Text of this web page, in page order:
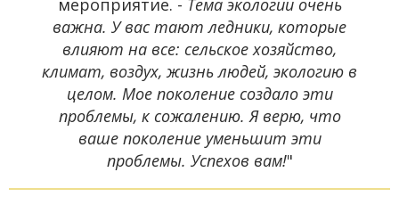
мероприятие. - Тема экологии очень
важна. У вас тают ледники, которые
влияют на все: сельское хозяйство,
климат, воздух, жизнь людей, экологию в
целом. Мое поколение создало эти
проблемы, к сожалению. Я верю, что
ваше поколение уменьшит эти
проблемы. Успехов вам!"